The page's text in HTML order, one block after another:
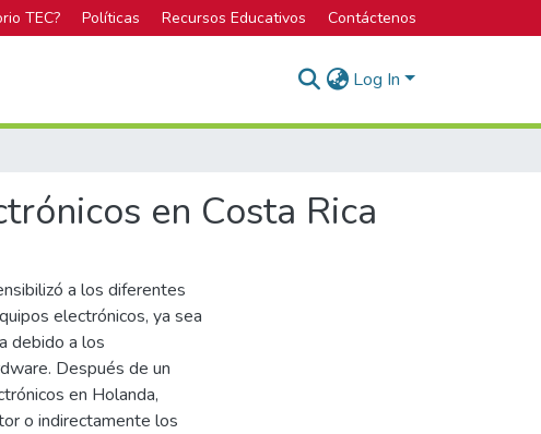
TEC? Políticas Recursos Educativos Contáctenos
Log In
en Costa Rica
a los diferentes
electrónicos, ya sea
debido a los
Después de un
en Holanda,
o indirectamente los